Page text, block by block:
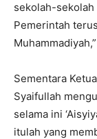
sekolah-sekolah
Pemerintah
Sementara
Syaifullah
selama ini
itulah yang